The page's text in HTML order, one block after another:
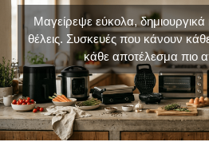
Μαγείρεψε εύκολα,
θέλεις. Συσκευές που κάνουν
κάθε αποτέλεσμα πιο